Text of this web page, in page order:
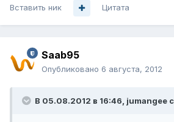
Вставить ник Цитата
Saab95
Опубликовано 6 августа, 2012
В 05.08.2012 в 16:46, jumangee